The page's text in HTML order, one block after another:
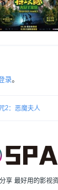
录。
2：恶魔夫人
享 最好用的影视